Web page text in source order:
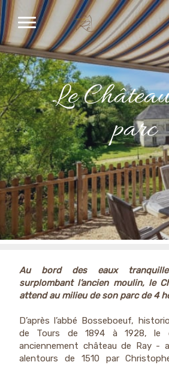
Le
parc
Au bord des eaux
surplombant l’ancien moulin, le
attend au milieu de son parc de 4
D’après l’abbé Bosseboeuf,
de Tours de 1894 à 1928, le
anciennement château de Ray -
alentours de 1510 par